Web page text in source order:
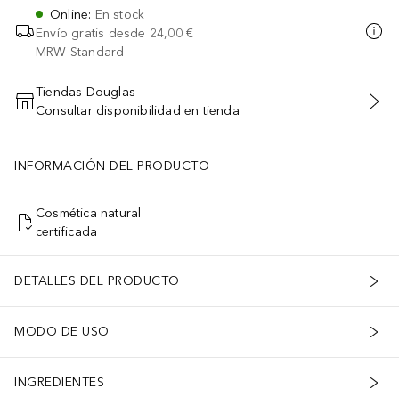
Online: En stock
Envío gratis desde 24,00 €
MRW Standard
AÑADIR AL CARRITO
Tiendas Douglas
Consultar disponibilidad en tienda
INFORMACIÓN DEL PRODUCTO
Cosmética natural
certificada
DETALLES DEL PRODUCTO
MODO DE USO
INGREDIENTES